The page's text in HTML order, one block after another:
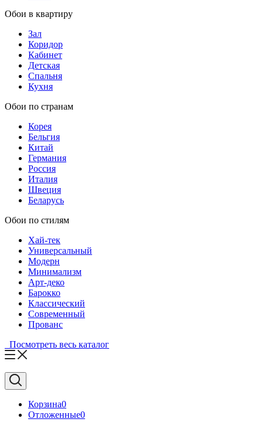
Обои в квартиру
Зал
Коридор
Кабинет
Детская
Спальня
Кухня
Обои по странам
Корея
Бельгия
Китай
Германия
Россия
Италия
Швеция
Беларусь
Обои по стилям
Хай-тек
Универсальный
Модерн
Минимализм
Арт-деко
Барокко
Классический
Современный
Прованс
Посмотреть весь каталог
Корзина0
Отложенные0